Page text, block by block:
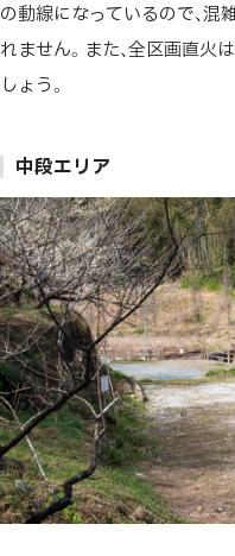
の動線になっているので、
れません。また、全区画直火
しょう。
中段エリア